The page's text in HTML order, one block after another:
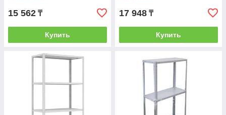
15 562 ₸
Купить
17 948 ₸
Купить